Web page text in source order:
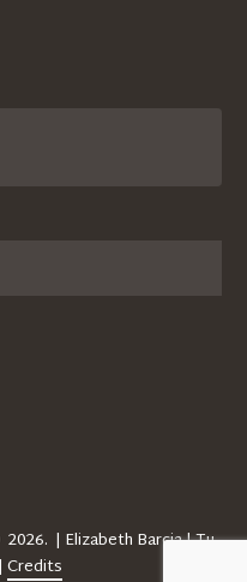
2026. | Elizabeth Barcia | Tu
Credits